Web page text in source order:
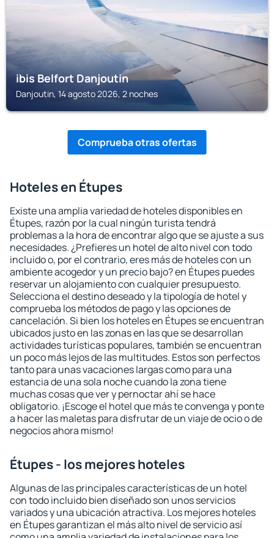
ibis Belfort Danjoutin
Danjoutin, 14 agosto 2026, 2 noches
Comprueba otras ofertas
Hoteles en Étupes
Existe una amplia variedad de hoteles disponibles en
Étupes, razón por la cual ningún turista tendrá
problemas a la hora de encontrar algo que se ajuste a sus
necesidades. ¿Prefieres un hotel de alto nivel con todo
incluido o, por el contrario, eres más de hoteles con un
ambiente acogedor y un precio bajo? en Étupes puedes
reservar un alojamiento con cualquier presupuesto.
Selecciona el destino deseado y la tipología de hotel y
comprueba los métodos de pago y las opciones de
cancelación. Si bien los hoteles en Étupes se encuentran
ubicados justo en las zonas en las que se desarrollan
actividades turísticas populares, también se encuentran
un poco más lejos de las multitudes. Estos son perfectos
tanto para unas vacaciones largas como para una
estancia de una sola noche cuando la zona tiene
muchas cosas que ver y pernoctar ahí se hace
obligatorio. ¡Escoge el hotel que más te convenga y ponte
a hacer las maletas para disfrutar de un viaje de ocio o de
negocios ahora mismo!
Étupes - los mejores hoteles
Algunas de las principales características de un hotel
con todo incluido bien diseñado son unos servicios
variados y una ubicación atractiva. Los mejores hoteles
en Étupes garantizan el más alto nivel de servicio así